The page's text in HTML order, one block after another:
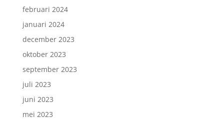
februari 2024
januari 2024
december 2023
oktober 2023
september 2023
juli 2023
juni 2023
mei 2023